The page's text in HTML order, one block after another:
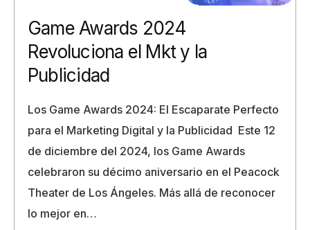
Game Awards 2024
Revoluciona el Mkt y la
Publicidad
Los Game Awards 2024: El Escaparate Perfecto
para el Marketing Digital y la Publicidad Este 12
de diciembre del 2024, los Game Awards
celebraron su décimo aniversario en el Peacock
Theater de Los Ángeles. Más allá de reconocer
lo mejor en…